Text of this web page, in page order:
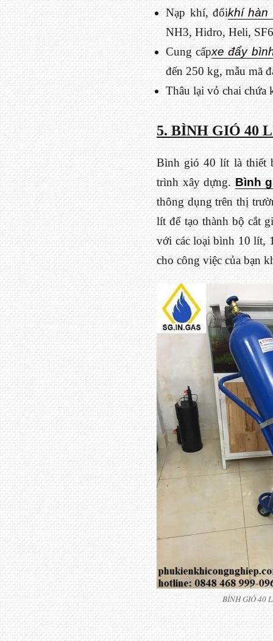
Nạp khí, đổikhí hàn
NH3, Hidro, Heli,
Cung cấpxe đẩy
đến 250 kg, mẫu mã
Thâu lại vỏ chai chứa
5. BÌNH GIÓ 40
Bình gió 40 lít là thiết
trình xây dựng.Bình
thông dụng trên thị
lít để tạo thành bộ cắt
với các loại bình 10 lít,
cho công việc của bạn
BÌNH GIÓ 40